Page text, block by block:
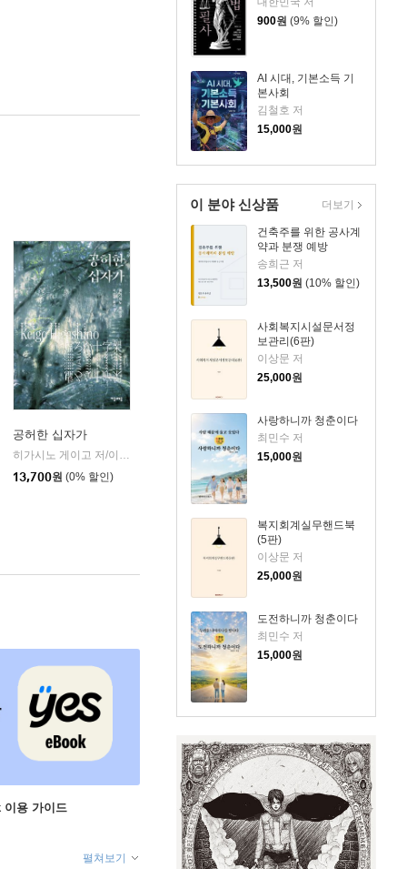
900원 (9% 할인)
AI 시대, 기본소득 기
본사회
김철호 저
15,000원
이 분야 신상품
건축주를 위한 공사계
약과 분쟁 예방
송희근 저
13,500원 (10% 할인)
사회복지시설문서정
보관리(6판)
이상문 저
25,000원
사랑하니까 청춘이다
최민수 저
15,000원
복지회계실무핸드북
(5판)
이상문 저
25,000원
도전하니까 청춘이다
최민수 저
15,000원
더보기
공허한 십자가
자음과모음
13,700원 (0% 할인)
용 가이드
펼쳐보기